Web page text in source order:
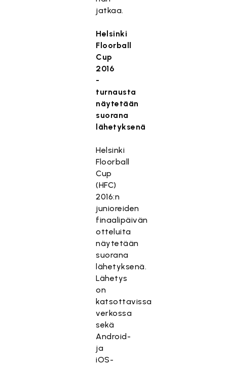
jatkaa.
Helsinki
Floorball
Cup
2016
-
turnausta
näytetään
suorana
lähetyksenä
Helsinki
Floorball
Cup
(HFC)
2016:n
junioreiden
finaalipäivän
otteluita
näytetään
suorana
lähetyksenä.
Lähetys
on
katsottavissa
verkossa
sekä
Android-
ja
iOS-